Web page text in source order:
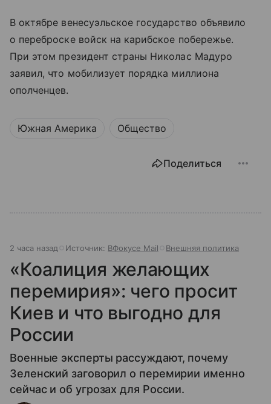
В октябре венесуэльское государство объявило
о переброске войск на карибское побережье.
При этом президент страны Николас Мадуро
заявил, что мобилизует порядка миллиона
ополченцев.
Южная Америка Общество
Поделиться
2 часа назад Источник: ВФокусе Mail Внешняя политика
«Коалиция желающих
перемирия»: чего просит
Киев и что выгодно для
России
Военные эксперты рассуждают, почему
Зеленский заговорил о перемирии именно
сейчас и об угрозах для России.